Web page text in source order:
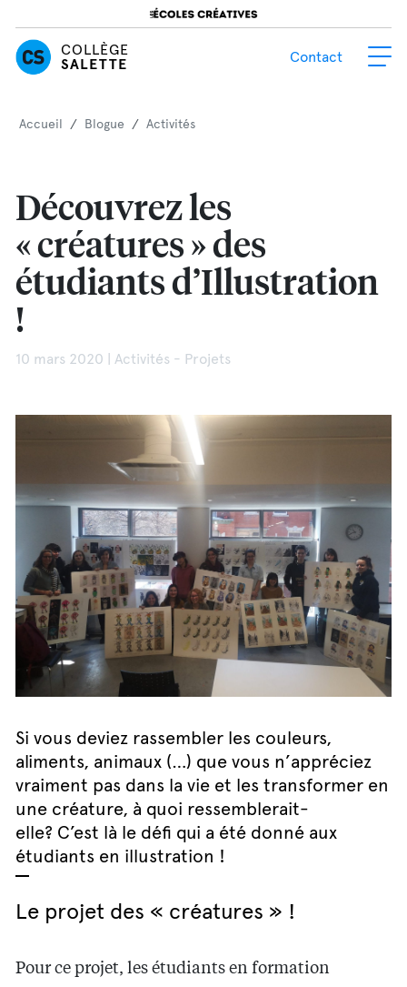
COLLÈGE
SALETTE
Contact
Accueil / Blogue / Activités
Découvrez les
« créatures » des
étudiants d’Illustration
!
10 mars 2020 | Activités - Projets
Si vous deviez rassembler les couleurs,
aliments, animaux (…) que vous n’appréciez
vraiment pas dans la vie et les transformer en
une créature, à quoi ressemblerait-
elle? C’est là le défi qui a été donné aux
étudiants en illustration !
Le projet des « créatures » !
Pour ce projet, les étudiants en formation